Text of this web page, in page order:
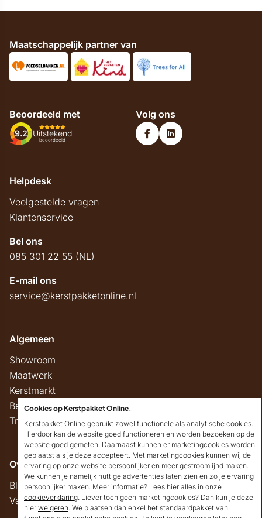
Maatschappelijk partner van
Beoordeeld met
9.2 Uitstekend
beoordeeld
Volg ons
Helpdesk
Veelgestelde vragen
Klantenservice
Bel ons
085 301 22 55 (NL)
E-mail ons
service@kerstpakketonline.nl
Algemeen
Showroom
Maatwerk
Kerstmarkt
Belastingregels
Track & Trace
Overig
Blog
Vacatures
Goedendag!
Cookies op Kerstpakket Online.
Kerstpakket Online gebruikt zowel functionele als analytische cookies.
Hierdoor kan de website goed functioneren en worden bezoeken op de
website goed gemeten. Daarnaast kunnen er marketingcookies worden
geplaatst als je deze accepteert. Met marketingcookies kunnen wij de
ervaring op onze website persoonlijker en meer gestroomlijnd maken.
We kunnen je namelijk nuttige advertenties laten zien en zo je ervaring
persoonlijker maken. Meer informatie? Lees hier alles in onze
cookieverklaring. Liever toch geen marketingcookies? Dan kun je deze
hier weigeren. We plaatsen dan enkel het standaardpakket van